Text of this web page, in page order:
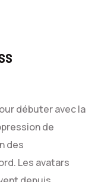
débuter avec la
de
des
Les avatars